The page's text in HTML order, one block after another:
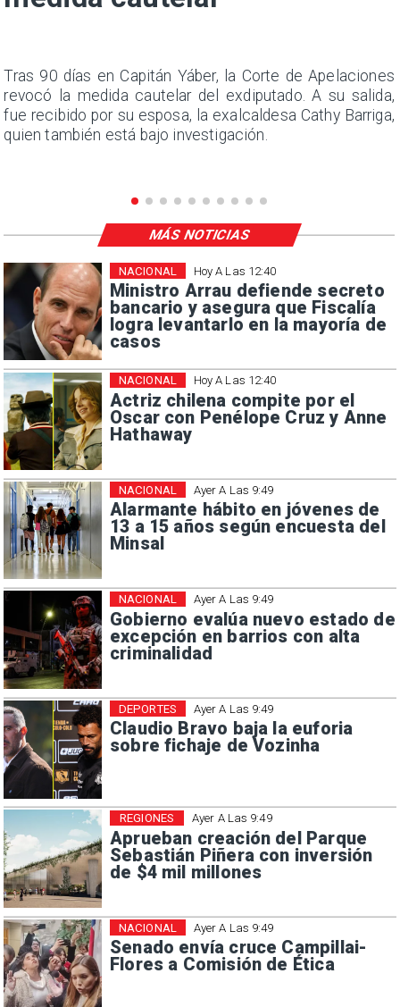
Tras 90 días en Capitán Yáber, la Corte de Apelaciones
revocó la medida cautelar del exdiputado. A su salida,
fue recibido por su esposa, la exalcaldesa Cathy Barriga,
quien también está bajo investigación.
Hoy A Las 12:40
Ministro Arrau defiende secreto
bancario y asegura que Fiscalía
logra levantarlo en la mayoría de
casos
NACIONAL
Hoy A Las 12:40
Actriz chilena compite por el
Oscar con Penélope Cruz y Anne
Hathaway
NACIONAL
Ayer A Las 9:49
Alarmante hábito en jóvenes de
13 a 15 años según encuesta del
Minsal
NACIONAL
Ayer A Las 9:49
Gobierno evalúa nuevo estado de
excepción en barrios con alta
criminalidad
NACIONAL
Ayer A Las 9:49
Claudio Bravo baja la euforia
sobre fichaje de Vozinha
DEPORTES
Ayer A Las 9:49
Aprueban creación del Parque
Sebastián Piñera con inversión
de $4 mil millones
REGIONES
Ayer A Las 9:49
Senado envía cruce Campillai-
Flores a Comisión de Ética
NACIONAL
MÁS NOTICIAS